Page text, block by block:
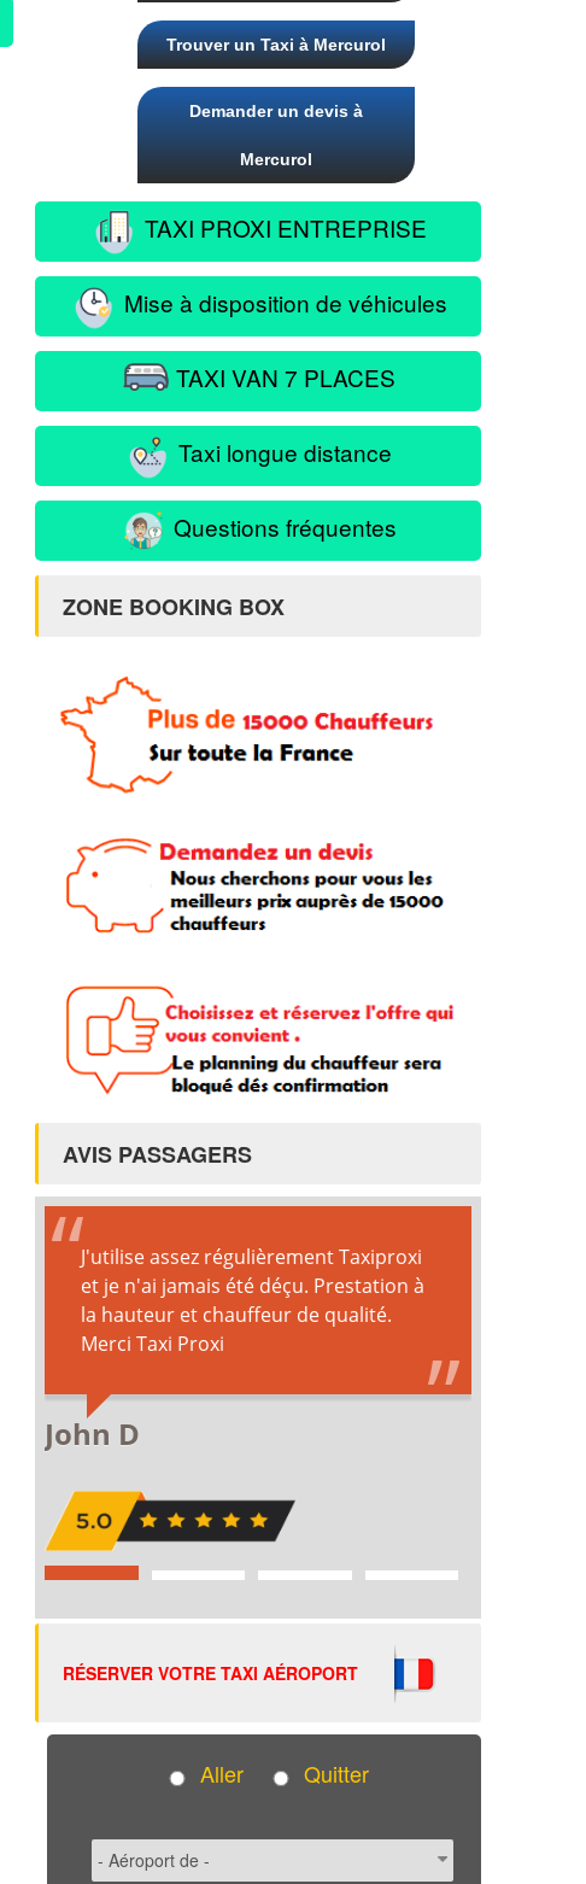
Trouver un Taxi à Mercurol
Demander un devis à
Mercurol
TAXI PROXI ENTREPRISE
Mise à disposition de véhicules
TAXI VAN 7 PLACES
Taxi longue distance
Questions fréquentes
ZONE BOOKING BOX
AVIS PASSAGERS
RÉSERVER VOTRE TAXI AÉROPORT
Aller Quitter